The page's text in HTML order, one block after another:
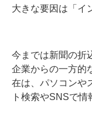
大きな要因は「イ
今までは新聞の折
企業からの一方的
在は、パソコンや
ト検索やSNSで情